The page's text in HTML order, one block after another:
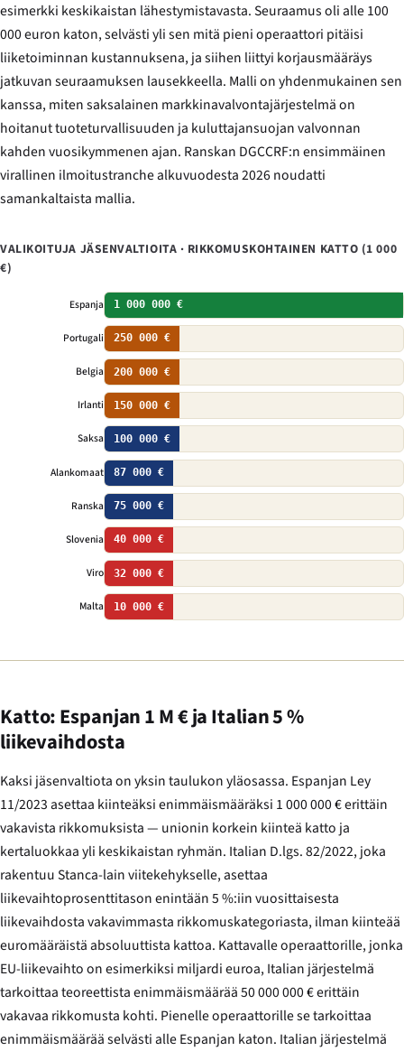
esimerkki keskikaistan lähestymistavasta. Seuraamus oli alle 100
000 euron katon, selvästi yli sen mitä pieni operaattori pitäisi
liiketoiminnan kustannuksena, ja siihen liittyi korjausmääräys
jatkuvan seuraamuksen lausekkeella. Malli on yhdenmukainen sen
kanssa, miten saksalainen markkinavalvontajärjestelmä on
hoitanut tuoteturvallisuuden ja kuluttajansuojan valvonnan
kahden vuosikymmenen ajan. Ranskan DGCCRF:n ensimmäinen
virallinen ilmoitustranche alkuvuodesta 2026 noudatti
samankaltaista mallia.
VALIKOITUJA JÄSENVALTIOITA · RIKKOMUSKOHTAINEN KATTO (1 000
€)
Espanja 1 000 000 €
Portugali 250 000 €
Belgia 200 000 €
Irlanti 150 000 €
Saksa 100 000 €
Alankomaat 87 000 €
Ranska 75 000 €
Slovenia 40 000 €
Viro 32 000 €
Malta 10 000 €
Katto: Espanjan 1 M € ja Italian 5 %
liikevaihdosta
Kaksi jäsenvaltiota on yksin taulukon yläosassa. Espanjan Ley
11/2023 asettaa kiinteäksi enimmäismääräksi 1 000 000 € erittäin
vakavista rikkomuksista — unionin korkein kiinteä katto ja
kertaluokkaa yli keskikaistan ryhmän. Italian D.lgs. 82/2022, joka
rakentuuStanca-lain viitekehykselle, asettaa
liikevaihtoprosenttitason enintään 5 %:iin vuosittaisesta
liikevaihdosta vakavimmasta rikkomuskategoriasta, ilman kiinteää
euromääräistä absoluuttista kattoa. Kattavalle operaattorille, jonka
EU-liikevaihto on esimerkiksi miljardi euroa, Italian järjestelmä
tarkoittaa teoreettista enimmäismäärää 50 000 000 € erittäin
vakavaa rikkomusta kohti. Pienelle operaattorille se tarkoittaa
enimmäismäärää selvästi alle Espanjan katon. Italian järjestelmä